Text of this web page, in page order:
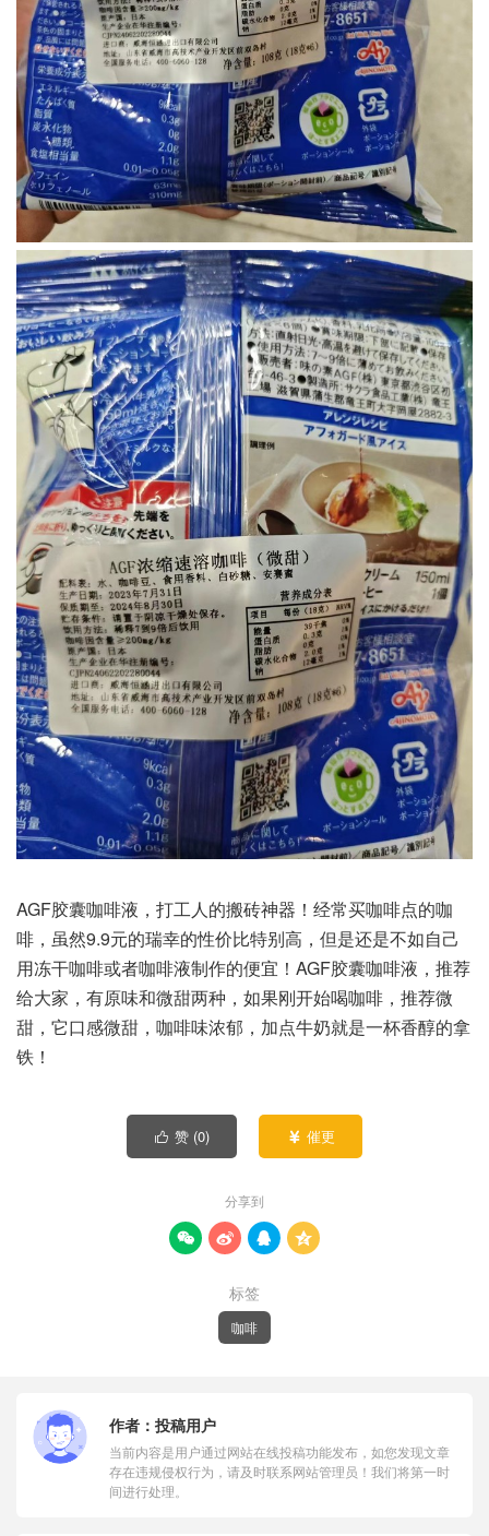
AGF胶囊咖啡液，打工人的搬砖神器！经常买咖啡点的咖
啡，虽然9.9元的瑞幸的性价比特别高，但是还是不如自己
用冻干咖啡或者咖啡液制作的便宜！AGF胶囊咖啡液，推荐
给大家，有原味和微甜两种，如果刚开始喝咖啡，推荐微
甜，它口感微甜，咖啡味浓郁，加点牛奶就是一杯香醇的拿
铁！
 赞 (0)  催更
分享到
   
标签
咖啡
作者： 投稿用户
当前内容是用户通过网站在线投稿功能发布，如您发现文章
存在违规侵权行为，请及时联系网站管理员！我们将第一时
间进行处理。